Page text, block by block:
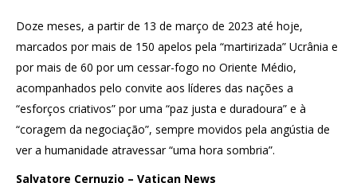
Doze meses, a partir de 13 de março de 2023 até hoje,
marcados por mais de 150 apelos pela “martirizada” Ucrânia e
por mais de 60 por um cessar-fogo no Oriente Médio,
acompanhados pelo convite aos líderes das nações a
“esforços criativos” por uma “paz justa e duradoura” e à
“coragem da negociação”, sempre movidos pela angústia de
ver a humanidade atravessar “uma hora sombria”.
Salvatore Cernuzio – Vatican News